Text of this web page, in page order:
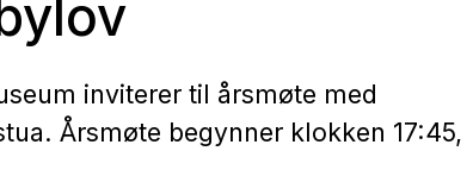
inviterer til årsmøte med
Årsmøte begynner klokken 17:45,